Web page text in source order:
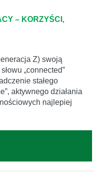
– KORZYŚCI,
Z) swoją
„connected”
stałego
aktywnego działania
najlepiej